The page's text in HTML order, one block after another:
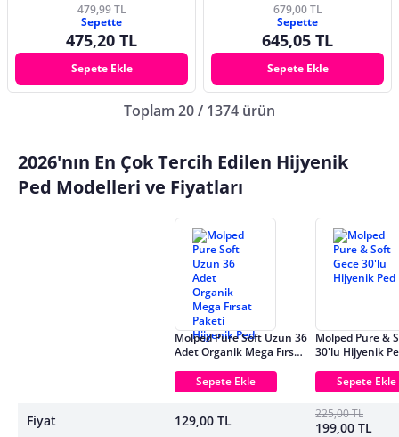
479,99 TL
Sepette
475,20 TL
Sepete Ekle
679,00 TL
Sepette
645,05 TL
Sepete Ekle
Toplam 20 / 1374 ürün
2026'nın En Çok Tercih Edilen Hijyenik
Ped Modelleri ve Fiyatları
Fiyat
Molped Pure Soft Uzun 36
Adet Organik Mega Fırsat
Sepete Ekle
129,00 TL
Molped Pure &
30'lu Hijyenik
Sepete Ekle
225,00 TL
199,00 TL